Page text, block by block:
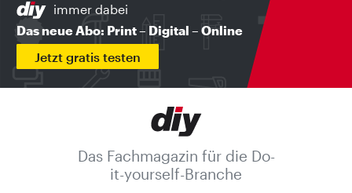
immer dabei
Das neue Abo: Print – Digital – Online
Jetzt gratis testen
Das Fachmagazin für die Do-
it-yourself-Branche